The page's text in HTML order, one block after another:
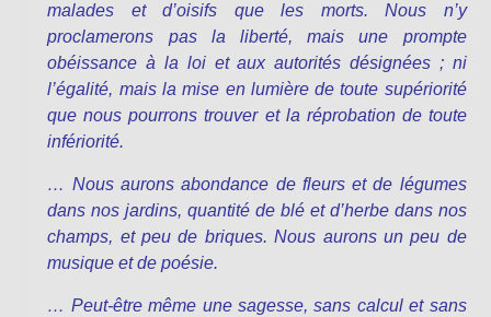
malades et d’oisifs que les morts. Nous n’y
proclamerons pas la liberté, mais une prompte
obéissance à la loi et aux autorités désignées ; ni
l’égalité, mais la mise en lumière de toute supériorité
que nous pourrons trouver et la réprobation de toute
infériorité.
… Nous aurons abondance de fleurs et de légumes
dans nos jardins, quantité de blé et d’herbe dans nos
champs, et peu de briques. Nous aurons un peu de
musique et de poésie.
… Peut-être même une sagesse, sans calcul et sans